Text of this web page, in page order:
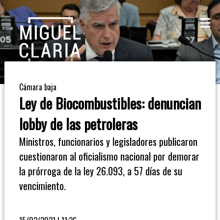
La
Mesa
De
Café
Columna
Opinión
Radioinforme
Cámara baja
Ley de Biocombustibles: denuncian
lobby de las petroleras
Ministros, funcionarios y legisladores publicaron
cuestionaron al oficialismo nacional por demorar
la prórroga de la ley 26.093, a 57 días de su
vencimiento.